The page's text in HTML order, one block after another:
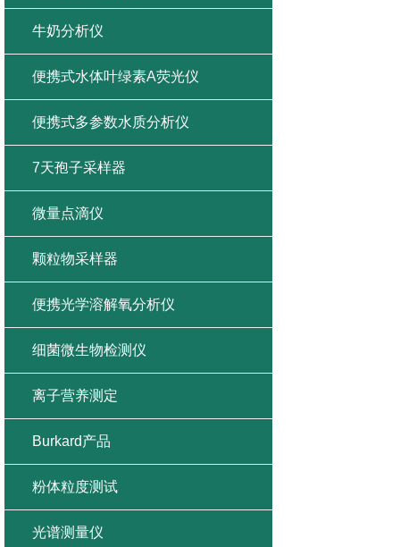
牛奶分析仪
便携式水体叶绿素A荧光仪
便携式多参数水质分析仪
7天孢子采样器
微量点滴仪
颗粒物采样器
便携光学溶解氧分析仪
细菌微生物检测仪
离子营养测定
Burkard产品
粉体粒度测试
光谱测量仪